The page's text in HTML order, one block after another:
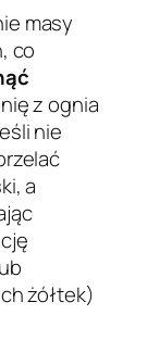
masy
co
z ognia
nie
a
żółtek)